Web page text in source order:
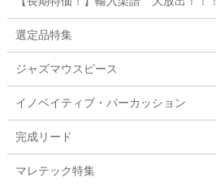
選定品特集
ジャズマウスピース
イノベイティブ・パーカッション
完成リード
マレテック特集